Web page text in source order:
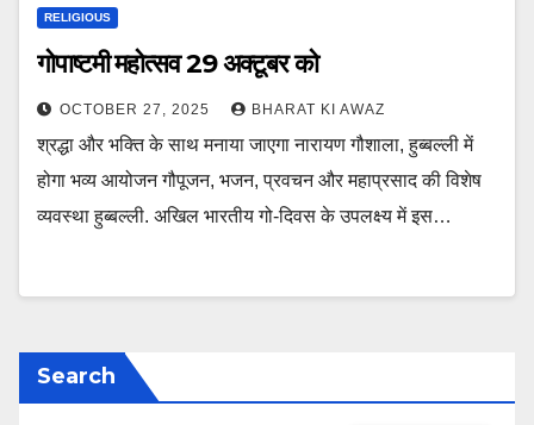
RELIGIOUS
गोपाष्टमी महोत्सव 29 अक्टूबर को
OCTOBER 27, 2025 BHARAT KI AWAZ
श्रद्धा और भक्ति के साथ मनाया जाएगा नारायण गौशाला, हुब्बल्ली में
होगा भव्य आयोजन गौपूजन, भजन, प्रवचन और महाप्रसाद की विशेष
व्यवस्था हुब्बल्ली. अखिल भारतीय गो-दिवस के उपलक्ष्य में इस…
Search